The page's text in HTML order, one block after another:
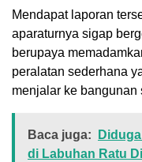
Mendapat laporan
aparaturnya sigap
berupaya
peralatan sederhana
menjalar ke bangunan
Baca juga:
di Labuhan Ratu